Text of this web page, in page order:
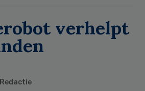
verhelpt